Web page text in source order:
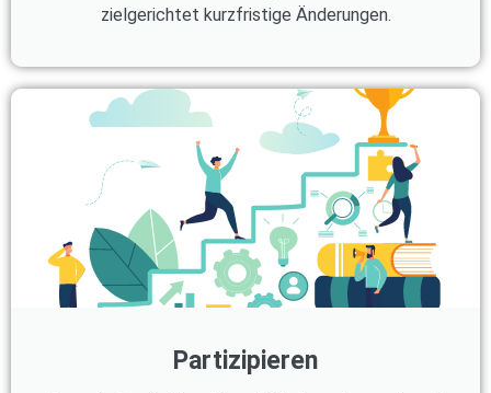
zielgerichtet kurzfristige Änderungen.
Partizipieren